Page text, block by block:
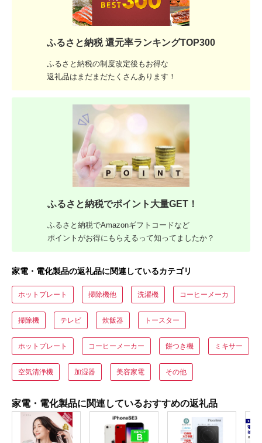
ふるさと納税 還元率ランキングTOP300
ふるさと納税の制度改定後もお得な
返礼品はまだまだたくさんあります！
ふるさと納税でポイント大量GET！
ふるさと納税でAmazonギフトコードなど
ポイントがお得にもらえるって知ってましたか？
家電・電化製品の返礼品に関連しているカテゴリ
ホットプレート 掃除機他 洗濯機 コーヒーメーカ
掃除機 テレビ 炊飯器 トースター
ホットプレート コーヒーメーカー 餅つき機 ミキサー
空気清浄機 加湿器 美容家電 その他
家電・電化製品に関連しているおすすめの返礼品